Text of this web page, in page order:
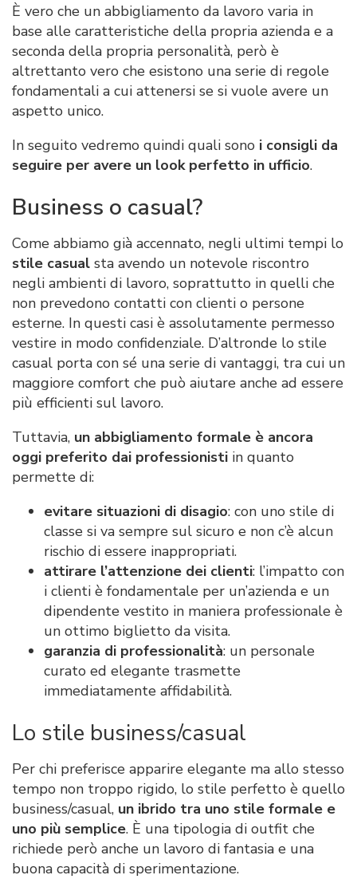
È vero che un abbigliamento da lavoro varia in
base alle caratteristiche della propria azienda e a
seconda della propria personalità, però è
altrettanto vero che esistono una serie di regole
fondamentali a cui attenersi se si vuole avere un
aspetto unico.
In seguito vedremo quindi quali sono i consigli da
seguire per avere un look perfetto in ufficio.
Business o casual?
Come abbiamo già accennato, negli ultimi tempi lo
stile casual sta avendo un notevole riscontro
negli ambienti di lavoro, soprattutto in quelli che
non prevedono contatti con clienti o persone
esterne. In questi casi è assolutamente permesso
vestire in modo confidenziale. D’altronde lo stile
casual porta con sé una serie di vantaggi, tra cui un
maggiore comfort che può aiutare anche ad essere
più efficienti sul lavoro.
Tuttavia, un abbigliamento formale è ancora
oggi preferito dai professionisti in quanto
permette di:
evitare situazioni di disagio: con uno stile di
classe si va sempre sul sicuro e non c’è alcun
rischio di essere inappropriati.
attirare l’attenzione dei clienti: l’impatto con
i clienti è fondamentale per un’azienda e un
dipendente vestito in maniera professionale è
un ottimo biglietto da visita.
garanzia di professionalità: un personale
curato ed elegante trasmette
immediatamente affidabilità.
Lo stile business/casual
Per chi preferisce apparire elegante ma allo stesso
tempo non troppo rigido, lo stile perfetto è quello
business/casual, un ibrido tra uno stile formale e
uno più semplice. È una tipologia di outfit che
richiede però anche un lavoro di fantasia e una
buona capacità di sperimentazione.